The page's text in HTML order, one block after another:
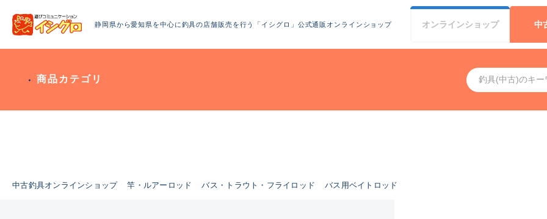
静岡県から愛知県を中心に釣具の店舗販売を行う「イシグロ」公式通販オンラインショップ オンラインショップ 中
商品カテゴリ
中古釣具オンラインショップ 竿・ルアーロッド バス・トラウト・フライロッド バス用ベイトロッド